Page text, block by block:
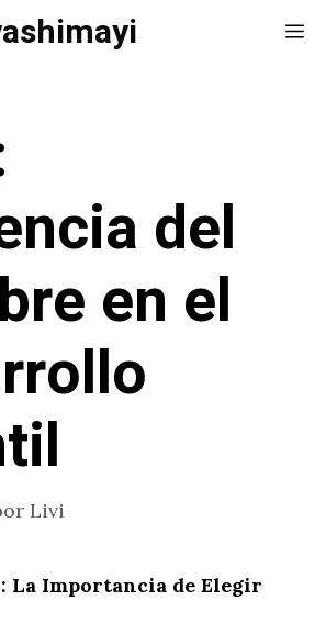
del
en el
Livi
La Importancia de Elegir